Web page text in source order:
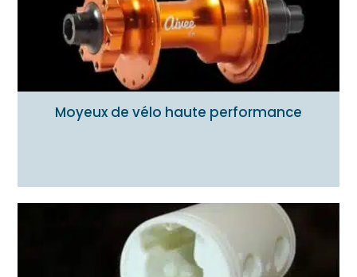
Moyeux de vélo haute performance